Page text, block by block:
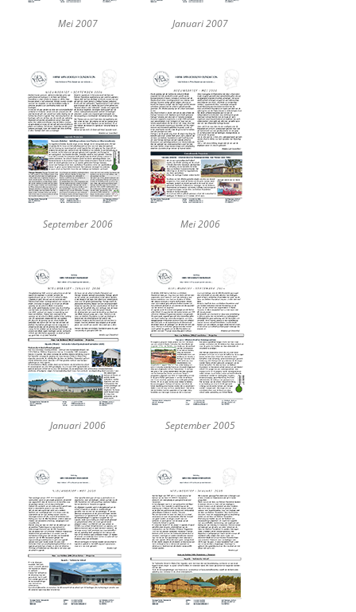
Mei 2007 Januari 2007
September 2006 Mei 2006
Januari 2006 September 2005